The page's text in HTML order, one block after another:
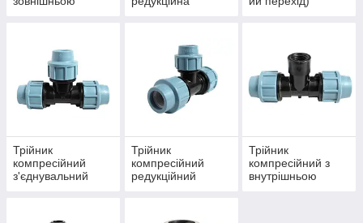
Трійник
компресійний
з'єднувальний
Трійник
компресійний
редукційний
Трійник
компресійний з
внутрішньою